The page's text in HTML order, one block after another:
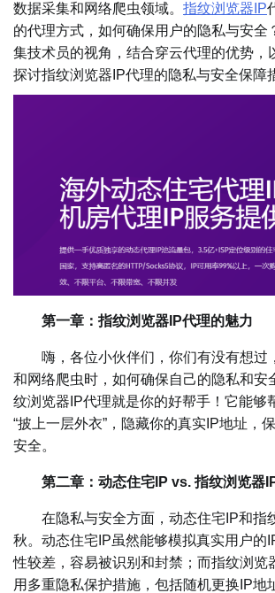
数据采集和网络爬虫领域。 指纹浏览器IP
的代理方式，如何确保用户的隐私与安全
集技术员的视角，结合穿云代理的优势，
探讨指纹浏览器IP代理的隐私与安全保障
第一章：指纹浏览器IP代理的魅力
嗨，各位小伙伴们，你们有没有想过
和网络爬虫时，如何确保自己的隐私和安
纹浏览器IP代理就是你的好帮手！它能够
“披上一层外衣”，隐藏你的真实IP地址，
安全。
第二章：动态住宅IP vs. 指纹浏览器
在隐私与安全方面，动态住宅IP和指
秋。动态住宅IP虽然能够模拟真实用户的
性较差，容易被识别和封禁；而指纹浏览
用多重隐私保护措施，包括随机更换IP地